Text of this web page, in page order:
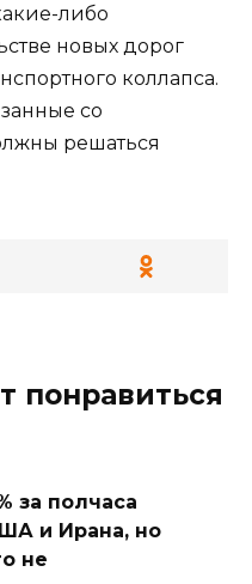
либо
новых дорог
коллапса.
со
решаться
понравиться
за полчаса
и Ирана, но
не